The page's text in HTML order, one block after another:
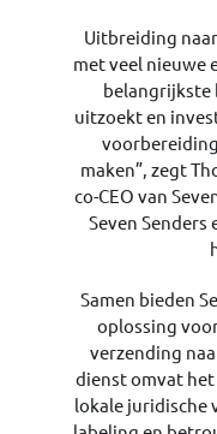
Uitbreiding
met veel nieuwe
belangrijkste
uitzoekt en
maken”, zegt
co-CEO van
Seven Senders
Samen bieden
oplossing
verzending
dienst omvat het
lokale juridische